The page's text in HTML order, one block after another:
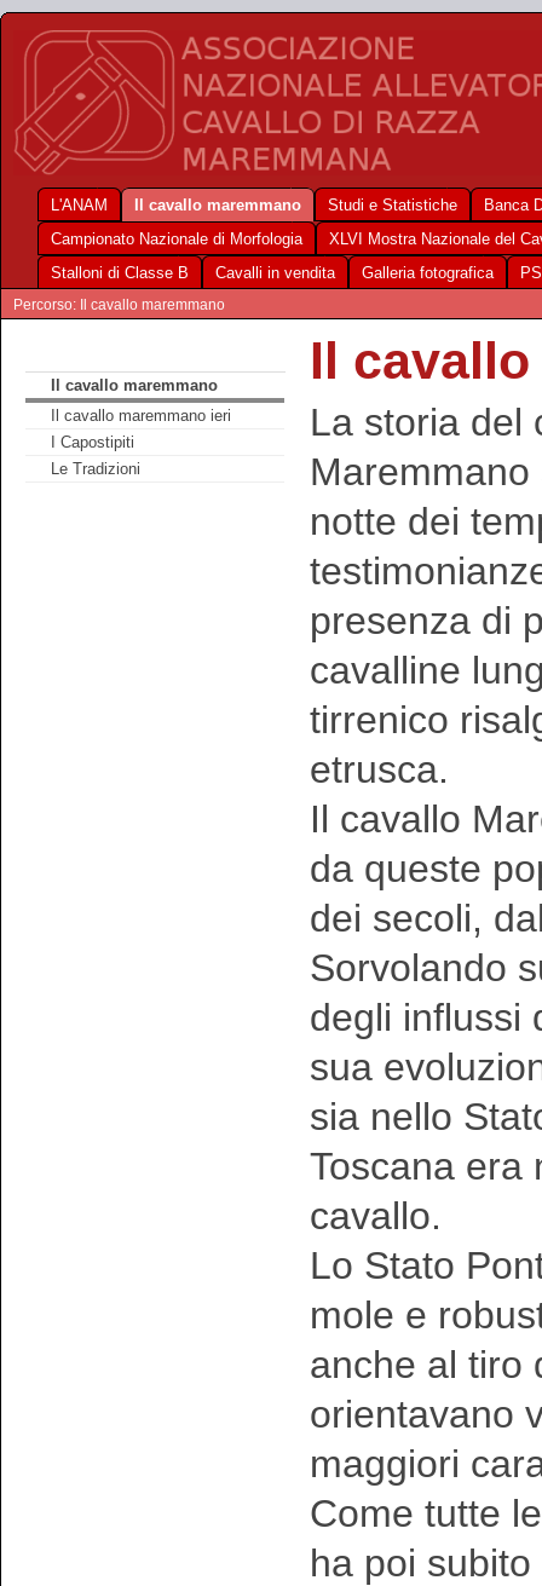
L'ANAM Il cavallo maremmano Studi e Statistiche
Banca
Campionato Nazionale di Morfologia
XLVI Mostra Nazionale del
Stalloni di Classe B
Cavalli in vendita Galleria fotografica
Percorso: Il cavallo maremmano
Il cavallo maremmano
Il cavallo maremmano ieri
I Capostipiti
Le Tradizioni
Il
La storia del
notte dei
presenza di
cavalline
tirrenico
etrusca.
Il cavallo
da queste
dei secoli,
Sorvolando
degli influssi
sua
sia nello
Toscana era
cavallo.
Lo Stato
mole e
anche al tiro
orientavano
maggiori
Come tutte
ha poi